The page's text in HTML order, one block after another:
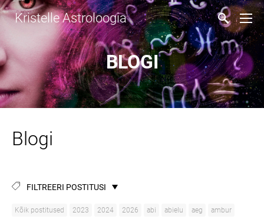
Kristelle Astroloogia
BLOGI
Blogi
FILTREERI POSTITUSI
Kõik postitused 2023 2024 2026 abi abielu aeg
ambur